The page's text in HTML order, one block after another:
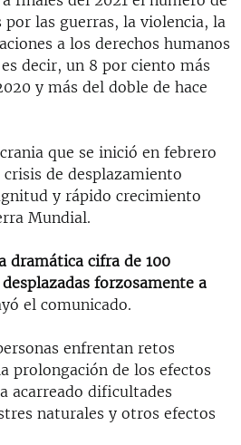
por las guerras, la violencia, la
a los derechos humanos
decir, un 8 por ciento más
y más del doble de hace
que se inició en febrero
de desplazamiento
y rápido crecimiento
Mundial.
dramática cifra de 100
forzosamente a
el comunicado.
enfrentan retos
prolongación de los efectos
acarreado dificultades
naturales y otros efectos